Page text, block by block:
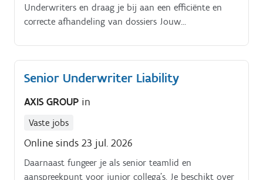
Underwriters en draag je bij aan een efficiënte en
correcte afhandeling van dossiers Jouw
uitwerken van offertes en premievoorstellen.
Senior Underwriter Liability
AXIS GROUP in
Vaste jobs
Online sinds 23 jul. 2026
Daarnaast fungeer je als senior teamlid en
aanspreekpunt voor junior collega's. Je beschikt over